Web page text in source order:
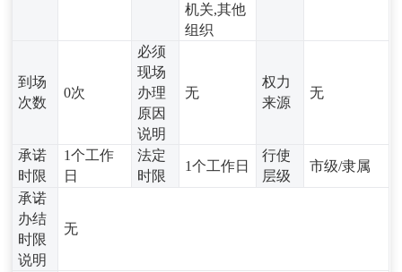
机关,其他
组织
到场
次数
0次
必须
现场
办理
原因
说明
无
权力
来源
无
承诺
时限
1个工作
日
法定
时限
1个工作日
行使
层级
市级/隶属
承诺
办结
时限
说明
无